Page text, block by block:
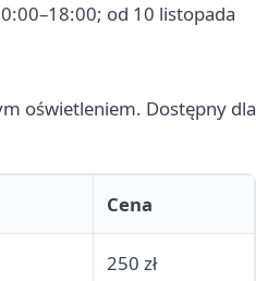
od 10 listopada
oświetleniem. Dostępny dla
Cena
250 zł